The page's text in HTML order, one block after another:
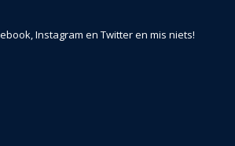
Instagram en Twitter en mis niets!